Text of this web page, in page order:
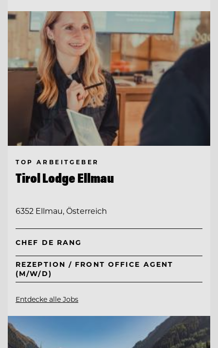
TOP ARBEITGEBER
Tirol Lodge Ellmau
6352 Ellmau, Österreich
CHEF DE RANG
REZEPTION / FRONT OFFICE AGENT
(M/W/D)
Entdecke alle Jobs